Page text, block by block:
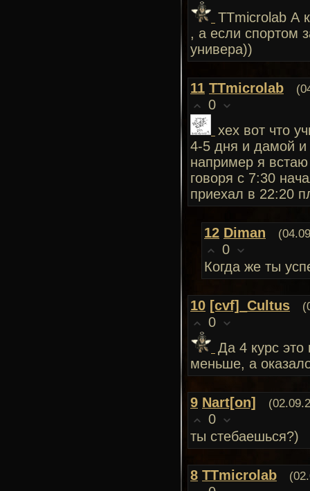
TTmicrolab А
, а если спортом
универа))
11 TTmicrolab
0
хех вот что
4-5 дня и дамой и
например я встаю
говоря с 7:30
приехал в 22:20
12 Diman
0
Когда же ты
10 [cvf]_Cultus
0
Да 4 курс
меньше, а
9 Nart[on]
0
ты стебаешься?)
8 TTmicrolab